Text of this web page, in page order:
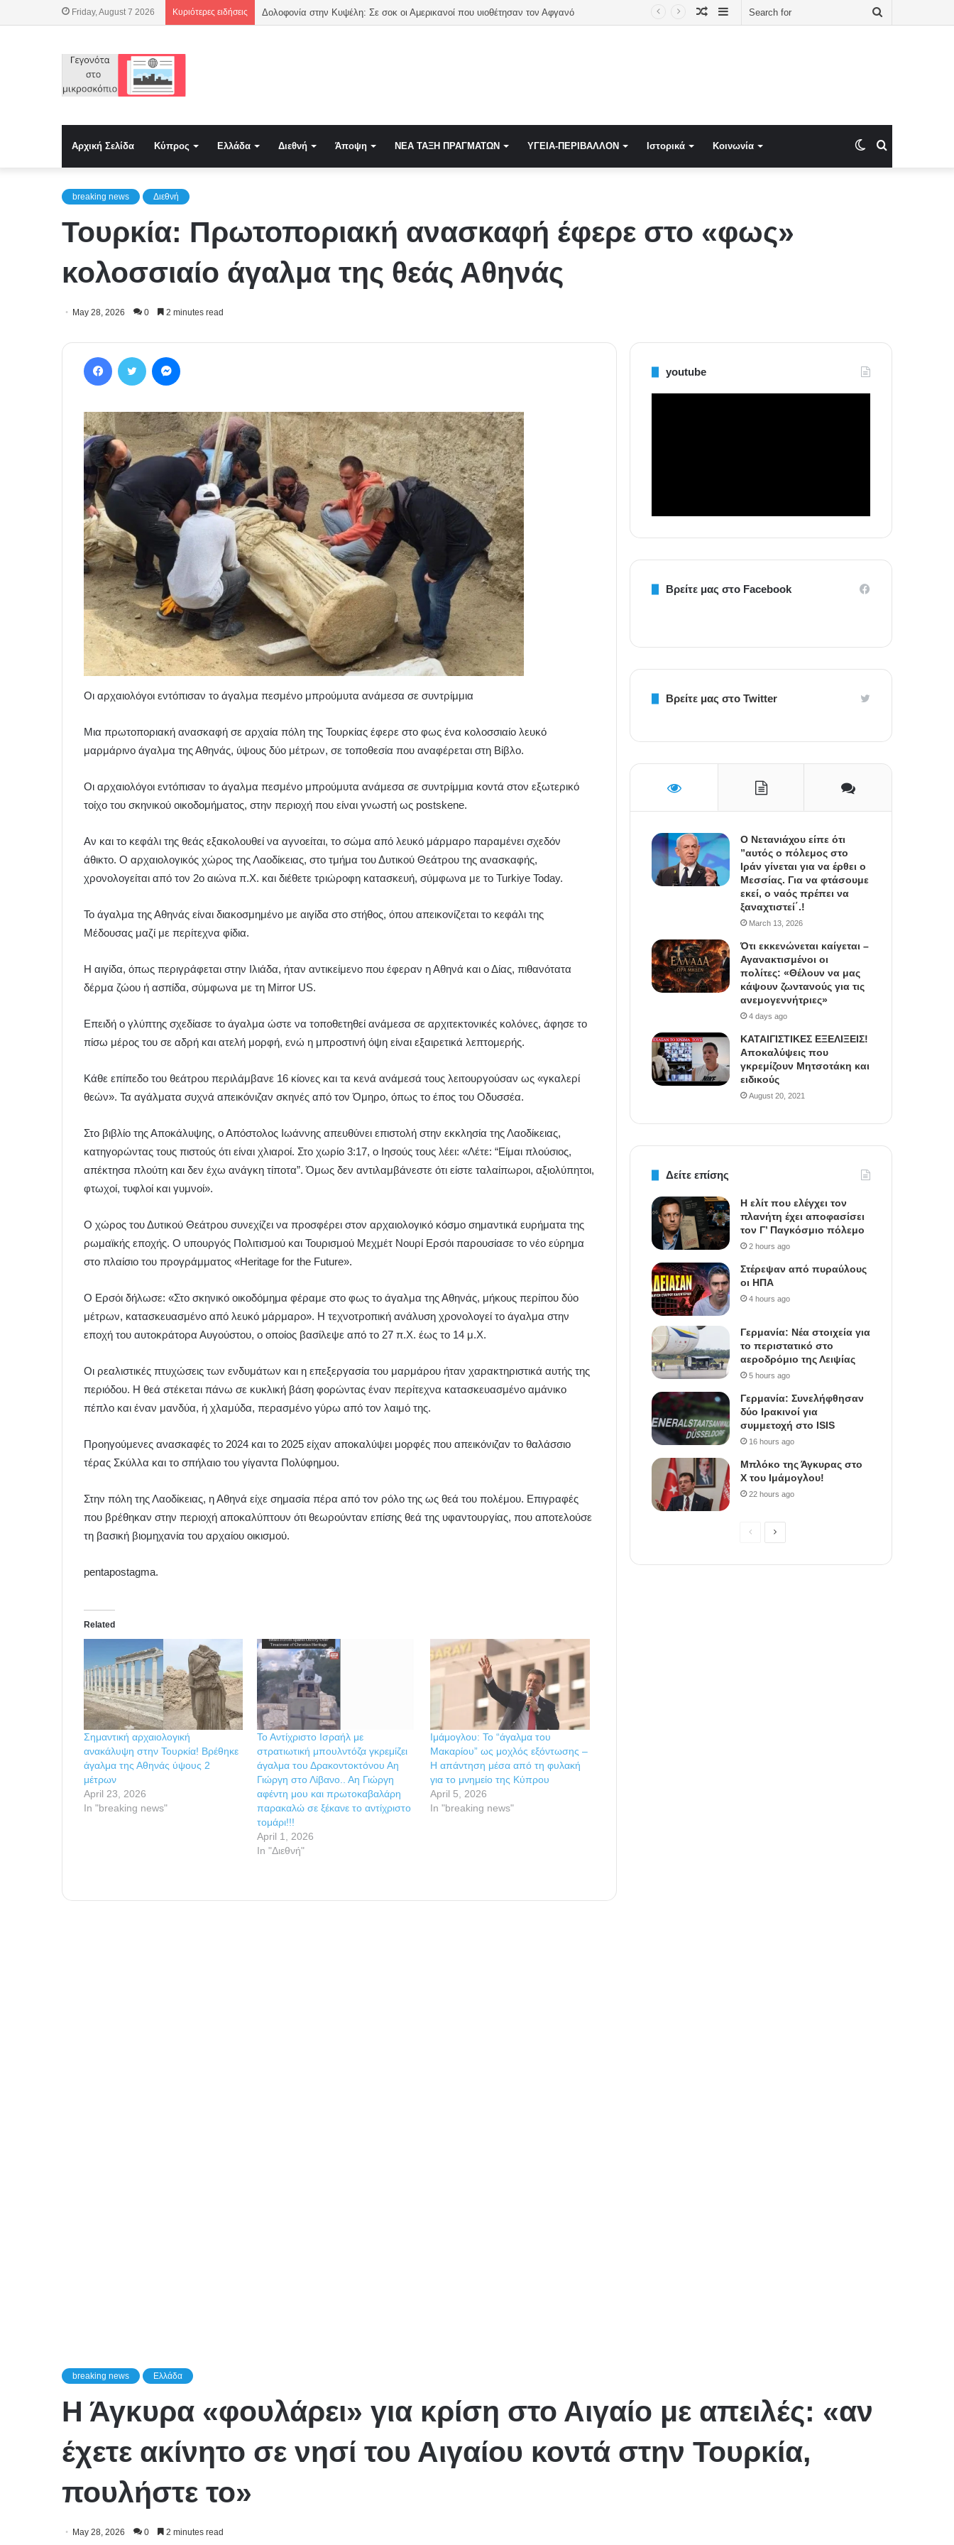
Friday, August 7 2026 Κυριότερες ειδήσεις Δολοφονία στην Κυψέλη: Σε σοκ οι Αμερικανοί που υιοθέτησαν τον Αφγανό Sidebar
Random
Αρχική Σελίδα Κύπρος Ελλάδα Διεθνή Άποψη NEA TAΞΗ ΠΡΑΓΜΑΤΩΝ ΥΓΕΙΑ-ΠΕΡΙΒΑΛΛΟΝ Ιστορικά Κοινωνία Switch
breaking news Διεθνή
Τουρκία: Πρωτοποριακή ανασκαφή έφερε στο «φως»
κολοσσιαίο άγαλμα της θεάς Αθηνάς
May 28, 2026 0 2 minutes read
Facebook Twitter
Οι αρχαιολόγοι εντόπισαν το άγαλμα πεσμένο μπρούμυτα ανάμεσα σε συντρίμμια
Μια πρωτοποριακή ανασκαφή σε αρχαία πόλη της Τουρκίας έφερε στο φως ένα κολοσσιαίο λευκό
μαρμάρινο άγαλμα της Αθηνάς, ύψους δύο μέτρων, σε τοποθεσία που αναφέρεται στη Βίβλο.
Οι αρχαιολόγοι εντόπισαν το άγαλμα πεσμένο μπρούμυτα ανάμεσα σε συντρίμμια κοντά στον εξωτερικό
τοίχο του σκηνικού οικοδομήματος, στην περιοχή που είναι γνωστή ως postskene.
Αν και το κεφάλι της θεάς εξακολουθεί να αγνοείται, το σώμα από λευκό μάρμαρο παραμένει σχεδόν
άθικτο. Ο αρχαιολογικός χώρος της Λαοδίκειας, στο τμήμα του Δυτικού Θεάτρου της ανασκαφής,
χρονολογείται από τον 2ο αιώνα π.Χ. και διέθετε τριώροφη κατασκευή, σύμφωνα με το Turkiye Today.
Το άγαλμα της Αθηνάς είναι διακοσμημένο με αιγίδα στο στήθος, όπου απεικονίζεται το κεφάλι της
Μέδουσας μαζί με περίτεχνα φίδια.
Η αιγίδα, όπως περιγράφεται στην Ιλιάδα, ήταν αντικείμενο που έφεραν η Αθηνά και ο Δίας, πιθανότατα
δέρμα ζώου ή ασπίδα, σύμφωνα με τη Mirror US.
Επειδή ο γλύπτης σχεδίασε το άγαλμα ώστε να τοποθετηθεί ανάμεσα σε αρχιτεκτονικές κολόνες, άφησε το
πίσω μέρος του σε αδρή και ατελή μορφή, ενώ η μπροστινή όψη είναι εξαιρετικά λεπτομερής.
Κάθε επίπεδο του θεάτρου περιλάμβανε 16 κίονες και τα κενά ανάμεσά τους λειτουργούσαν ως «γκαλερί
θεών». Τα αγάλματα συχνά απεικόνιζαν σκηνές από τον Όμηρο, όπως το έπος του Οδυσσέα.
Στο βιβλίο της Αποκάλυψης, ο Απόστολος Ιωάννης απευθύνει επιστολή στην εκκλησία της Λαοδίκειας,
κατηγορώντας τους πιστούς ότι είναι χλιαροί. Στο χωρίο 3:17, ο Ιησούς τους λέει: «Λέτε: “Είμαι πλούσιος,
απέκτησα πλούτη και δεν έχω ανάγκη τίποτα”. Όμως δεν αντιλαμβάνεστε ότι είστε ταλαίπωροι, αξιολύπητοι,
φτωχοί, τυφλοί και γυμνοί».
Ο χώρος του Δυτικού Θεάτρου συνεχίζει να προσφέρει στον αρχαιολογικό κόσμο σημαντικά ευρήματα της
ρωμαϊκής εποχής. Ο υπουργός Πολιτισμού και Τουρισμού Μεχμέτ Νουρί Ερσόι παρουσίασε το νέο εύρημα
στο πλαίσιο του προγράμματος «Heritage for the Future».
Ο Ερσόι δήλωσε: «Στο σκηνικό οικοδόμημα φέραμε στο φως το άγαλμα της Αθηνάς, μήκους περίπου δύο
μέτρων, κατασκευασμένο από λευκό μάρμαρο». Η τεχνοτροπική ανάλυση χρονολογεί το άγαλμα στην
εποχή του αυτοκράτορα Αυγούστου, ο οποίος βασίλεψε από το 27 π.Χ. έως το 14 μ.Χ.
Οι ρεαλιστικές πτυχώσεις των ενδυμάτων και η επεξεργασία του μαρμάρου ήταν χαρακτηριστικά αυτής της
περιόδου. Η θεά στέκεται πάνω σε κυκλική βάση φορώντας έναν περίτεχνα κατασκευασμένο αμάνικο
πέπλο και έναν μανδύα, ή χλαμύδα, περασμένο γύρω από τον λαιμό της.
Προηγούμενες ανασκαφές το 2024 και το 2025 είχαν αποκαλύψει μορφές που απεικόνιζαν το θαλάσσιο
τέρας Σκύλλα και το σπήλαιο του γίγαντα Πολύφημου.
Στην πόλη της Λαοδίκειας, η Αθηνά είχε σημασία πέρα από τον ρόλο της ως θεά του πολέμου. Επιγραφές
που βρέθηκαν στην περιοχή αποκαλύπτουν ότι θεωρούνταν επίσης θεά της υφαντουργίας, που αποτελούσε
τη βασική βιομηχανία του αρχαίου οικισμού.
pentapostagma.
Related
Σημαντική αρχαιολογική
ανακάλυψη στην Τουρκία! Βρέθηκε
άγαλμα της Αθηνάς ύψους 2
μέτρων
April 23, 2026
In "breaking news"
Το Αντίχριστο Ισραήλ με
στρατιωτική μπουλντόζα γκρεμίζει
άγαλμα του Δρακοντοκτόνου Αη
Γιώργη στο Λίβανο.. Αη Γιώργη
αφέντη μου και πρωτοκαβαλάρη
παρακαλώ σε ξέκανε το αντίχριστο
τομάρι!!!
April 1, 2026
In "Διεθνή"
Ιμάμογλου: Το “άγαλμα του
Μακαρίου” ως μοχλός εξόντωσης –
Η απάντηση μέσα από τη φυλακή
για το μνημείο της Κύπρου
April 5, 2026
In "breaking news"
youtube
Βρείτε μας στο Facebook
Βρείτε μας στο Twitter
Ο Νετανιάχου είπε ότι
”αυτός ο πόλεμος στο
Ιράν γίνεται για να έρθει ο
Μεσσίας. Για να φτάσουμε
εκεί, ο ναός πρέπει να
ξαναχτιστεί΄.!
March 13, 2026
Ότι εκκενώνεται καίγεται –
Αγανακτισμένοι οι
πολίτες: «Θέλουν να μας
κάψουν ζωντανούς για τις
ανεμογεννήτριες»
4 days ago
ΚΑΤΑΙΓΙΣΤΙΚΕΣ ΕΞΕΛΙΞΕΙΣ!
Αποκαλύψεις που
γκρεμίζουν Μητσοτάκη και
ειδικούς
August 20, 2021
Δείτε επίσης
Η ελίτ που ελέγχει τον
πλανήτη έχει αποφασίσει
τον Γ’ Παγκόσμιο πόλεμο
2 hours ago
Στέρεψαν από πυραύλους
οι ΗΠΑ
4 hours ago
Γερμανία: Νέα στοιχεία για
το περιστατικό στο
αεροδρόμιο της Λειψίας
5 hours ago
Γερμανία: Συνελήφθησαν
δύο Ιρακινοί για
συμμετοχή στο ISIS
16 hours ago
Μπλόκο της Άγκυρας στο
X του Ιμάμογλου!
22 hours ago
PreviousNext